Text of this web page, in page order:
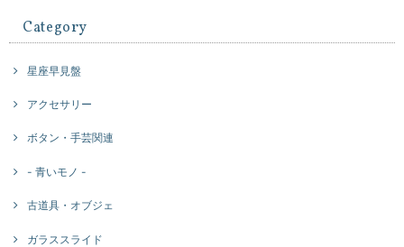
Category
星座早見盤
アクセサリー
ボタン・手芸関連
- 青いモノ -
古道具・オブジェ
ガラススライド